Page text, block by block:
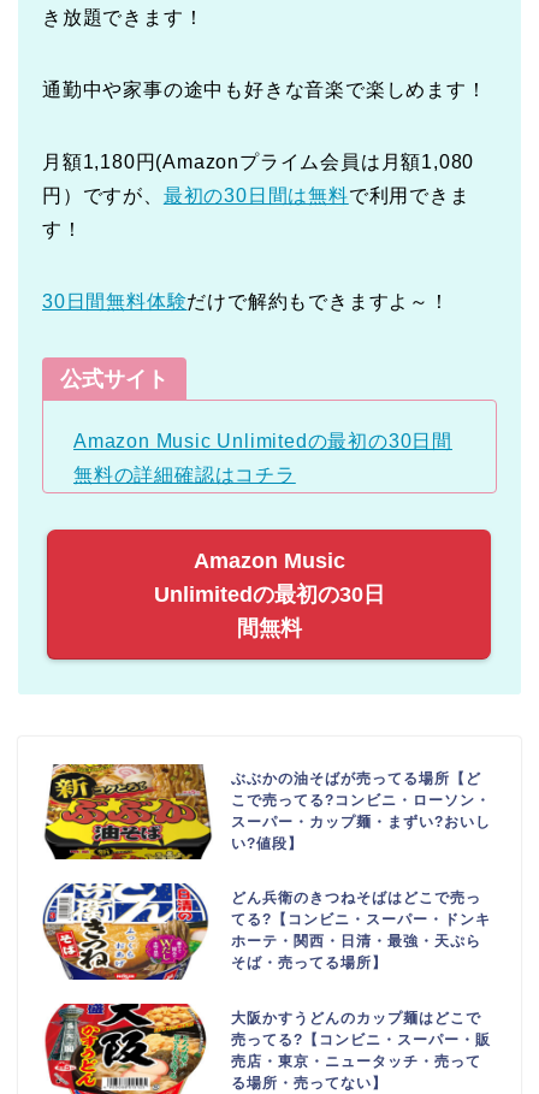
き放題できます！
通勤中や家事の途中も好きな音楽で楽しめます！
月額1,180円(Amazonプライム会員は月額1,080
円）ですが、 最初の30日間は無料で利用できま
す！
30日間無料体験だけで解約もできますよ～！
公式サイト
Amazon Music Unlimitedの最初の30日間
無料の詳細確認はコチラ
Amazon Music
Unlimitedの最初の30日
間無料
ぶぶかの油そばが売ってる場所【ど
こで売ってる?コンビニ・ローソン・
スーパー・カップ麺・まずい?おいし
い?値段】
どん兵衛のきつねそばはどこで売っ
てる?【コンビニ・スーパー・ドンキ
ホーテ・関西・日清・最強・天ぷら
そば・売ってる場所】
大阪かすうどんのカップ麺はどこで
売ってる?【コンビニ・スーパー・販
売店・東京・ニュータッチ・売って
る場所・売ってない】